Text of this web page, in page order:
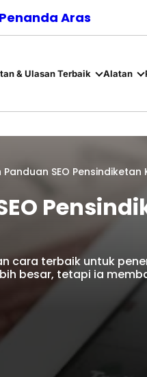
Aras
& Ulasan Terbaik Alatan
SEO Pensindiketan
cara terbaik untuk
besar, tetapi ia